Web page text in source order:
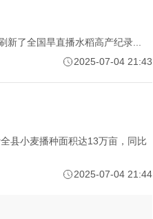
了全国旱直播水稻高产纪录...
2025-07-04 21:43
县小麦播种面积达13万亩，同比
2025-07-04 21:44